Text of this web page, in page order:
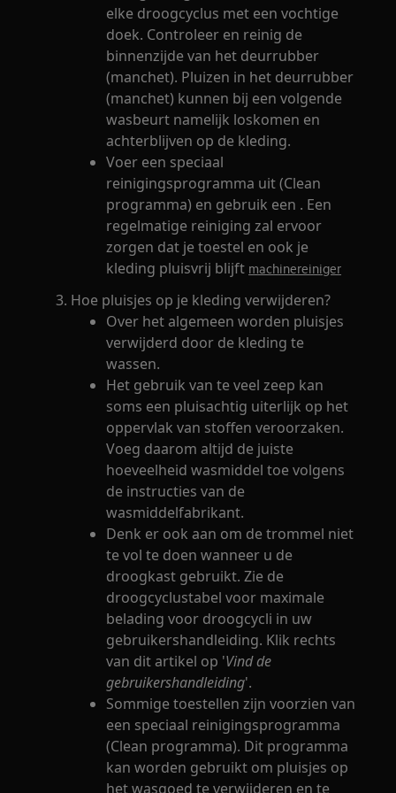
elke droogcyclus met een vochtige
doek. Controleer en reinig de
binnenzijde van het deurrubber
(manchet). Pluizen in het deurrubber
(manchet) kunnen bij een volgende
wasbeurt namelijk loskomen en
achterblijven op de kleding.
Voer een speciaal
reinigingsprogramma uit (Clean
programma) en gebruik een . Een
regelmatige reiniging zal ervoor
zorgen dat je toestel en ook je
kleding pluisvrij blijft machinereiniger
Hoe pluisjes op je kleding verwijderen?
Over het algemeen worden pluisjes
verwijderd door de kleding te
wassen.
Het gebruik van te veel zeep kan
soms een pluisachtig uiterlijk op het
oppervlak van stoffen veroorzaken.
Voeg daarom altijd de juiste
hoeveelheid wasmiddel toe volgens
de instructies van de
wasmiddelfabrikant.
Denk er ook aan om de trommel niet
te vol te doen wanneer u de
droogkast gebruikt. Zie de
droogcyclustabel voor maximale
belading voor droogcycli in uw
gebruikershandleiding. Klik rechts
van dit artikel op 'Vind de
gebruikershandleiding'.
Sommige toestellen zijn voorzien van
een speciaal reinigingsprogramma
(Clean programma). Dit programma
kan worden gebruikt om pluisjes op
het wasgoed te verwijderen en te